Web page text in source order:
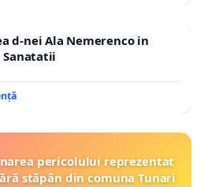
d-nei Ala Nemerenco in
pericolului reprezentat
stăpân din comuna Tunari